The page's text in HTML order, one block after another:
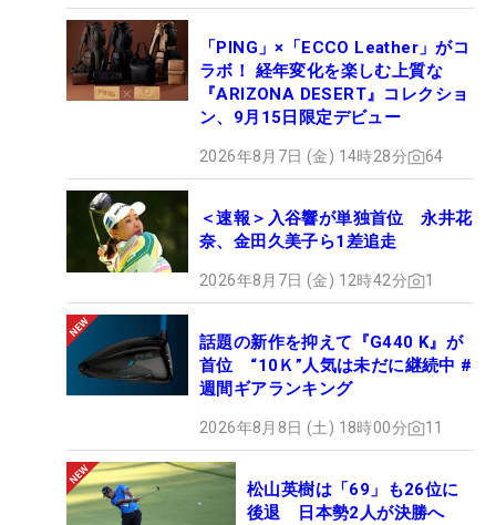
「PING」×「ECCO Leather」がコ
ラボ！ 経年変化を楽しむ上質な
『ARIZONA DESERT』コレクショ
ン、9月15日限定デビュー
2026年8月7日 (金) 14時28分 64
＜速報＞入谷響が単独首位 永井花
奈、金田久美子ら1差追走
2026年8月7日 (金) 12時42分 1
話題の新作を抑えて『G440 K』が
首位 “10Ｋ”人気は未だに継続中 #
週間ギアランキング
2026年8月8日 (土) 18時00分 11
松山英樹は「69」も26位に
後退 日本勢2人が決勝へ